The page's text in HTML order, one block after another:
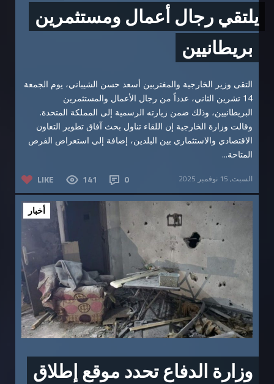
يلتقي رجال أعمال ومستثمرين
بريطانيين
التقى وزير الخارجية والمغتربين أسعد حسن الشيباني، يوم الجمعة
14 تشرين الثاني، عدداً من رجال الأعمال والمستثمرين
البريطانيين، وذلك ضمن زيارته الرسمية إلى المملكة المتحدة.
وقالت وزارة الخارجية إن اللقاء تناول بحث آفاق تطوير التعاون
الاقتصادي والاستثماري بين البلدين، إضافة إلى استعراض الفرص
المتاحة...
LIKE 141 0 السبت, 15 نوفمبر 2025
أخبار
وزارة الدفاع تحدد موقع إطلاق